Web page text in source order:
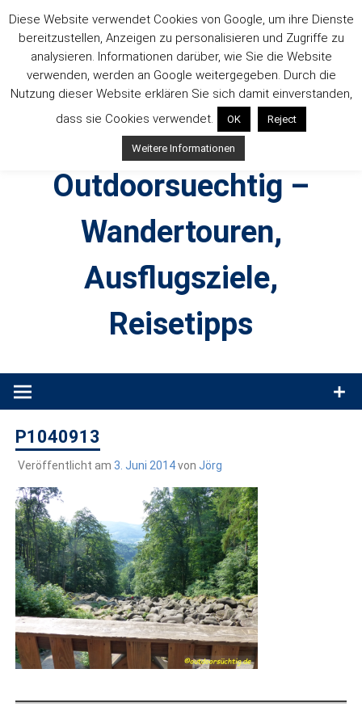
Inhalt
springen
Outdoorsuechtig –
Wandertouren,
Ausflugsziele,
Reisetipps
Produkttests und Buchrezensionen. Ein Blog für alle, die gern
P1040913
Veröffentlicht am 3. Juni 2014von Jörg
Diese Website verwendet Cookies von Google, um ihre Dienste
bereitzustellen, Anzeigen zu personalisieren und Zugriffe zu
analysieren. Informationen darüber, wie Sie die Website
verwenden, werden an Google weitergegeben. Durch die
Nutzung dieser Website erklären Sie sich damit einverstanden,
dass sie Cookies verwendet.
OK Reject
Weitere Informationen